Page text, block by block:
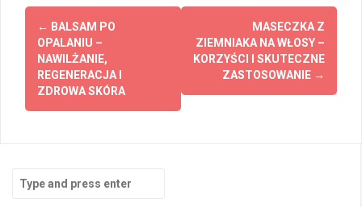
Post
navigation
← BALSAM PO
OPALANIU –
NAWILŻANIE,
REGENERACJA I
ZDROWA SKÓRA
MASECZKA Z
ZIEMNIAKA NA WŁOSY –
KORZYŚCI I SKUTECZNE
ZASTOSOWANIE →
Search
for: